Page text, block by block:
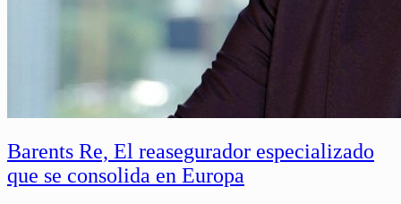
Barents Re, El reasegurador especializado
que se consolida en Europa